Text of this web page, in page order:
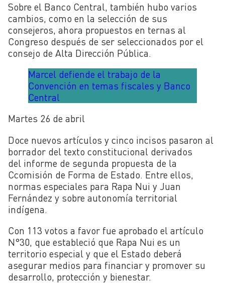
Sobre el Banco Central, también hubo varios
cambios, como en la selección de sus
consejeros, ahora propuestos en ternas al
Congreso después de ser seleccionados por el
consejo de Alta Dirección Pública.
Marcel defiende el trabajo de la
Convención en temas fiscales y Banco
Central
Martes 26 de abril
Doce nuevos artículos y cinco incisos pasaron al
borrador del texto constitucional derivados
del informe de segunda propuesta de la
Ccomisión de Forma de Estado. Entre ellos,
normas especiales para Rapa Nui y Juan
Fernández y sobre autonomía territorial
indígena.
Con 113 votos a favor fue aprobado el artículo
N°30, que estableció que Rapa Nui es un
territorio especial y que el Estado deberá
asegurar medios para financiar y promover su
desarrollo, protección y bienestar.